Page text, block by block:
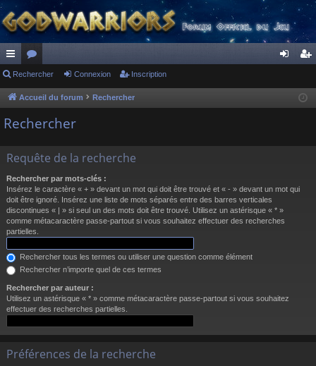
ac
co
ur
s
or
u
m
cri
Rechercher Connexion Inscription
Accueil du forum Rechercher
Rechercher
Requête de la recherche
Rechercher par mots-clés :
Insérez le caractère « + » devant un mot qui doit être trouvé et « - » devant un mot qui
doit être ignoré. Insérez une liste de mots séparés entre des barres verticales
discontinues « | » si seul un des mots doit être trouvé. Utilisez un astérisque « * »
comme métacaractère passe-partout si vous souhaitez effectuer des recherches
partielles.
Rechercher tous les termes ou utiliser une question comme élément
Rechercher n’importe quel de ces termes
Rechercher par auteur :
Utilisez un astérisque « * » comme métacaractère passe-partout si vous souhaitez
effectuer des recherches partielles.
Préférences de la recherche